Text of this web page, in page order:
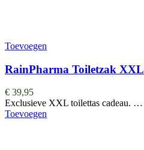
Toevoegen
RainPharma Toiletzak XXL
€ 39,95
Exclusieve XXL toilettas cadeau. …
Toevoegen